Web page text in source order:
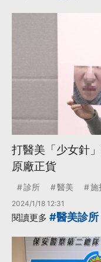
打醫美「少女針
原廠正貨
診所 醫美 施
2024/1/18 12:31
閱讀更多 #醫美診所